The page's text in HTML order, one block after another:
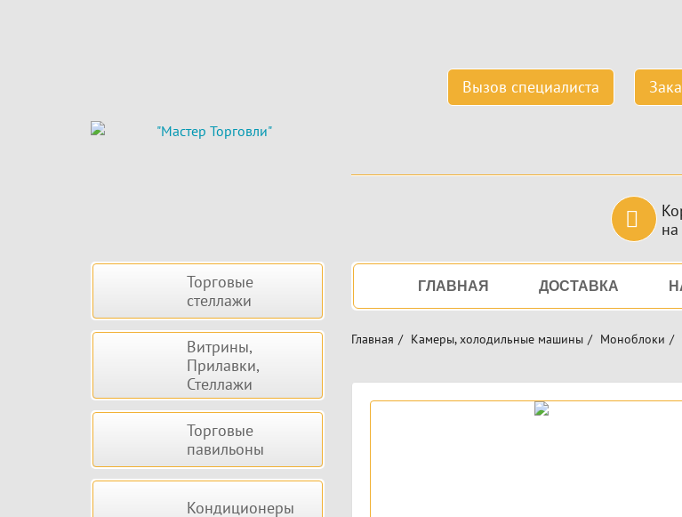
Вызов специалиста
НавигацияГЛАВНАЯ ДОСТАВКА
Главная Камеры, холодильные машины Моноблоки
Боковая Торговые
стеллажи
Витрины,
Прилавки,
Стеллажи
Торговые
павильоны
Кондиционеры